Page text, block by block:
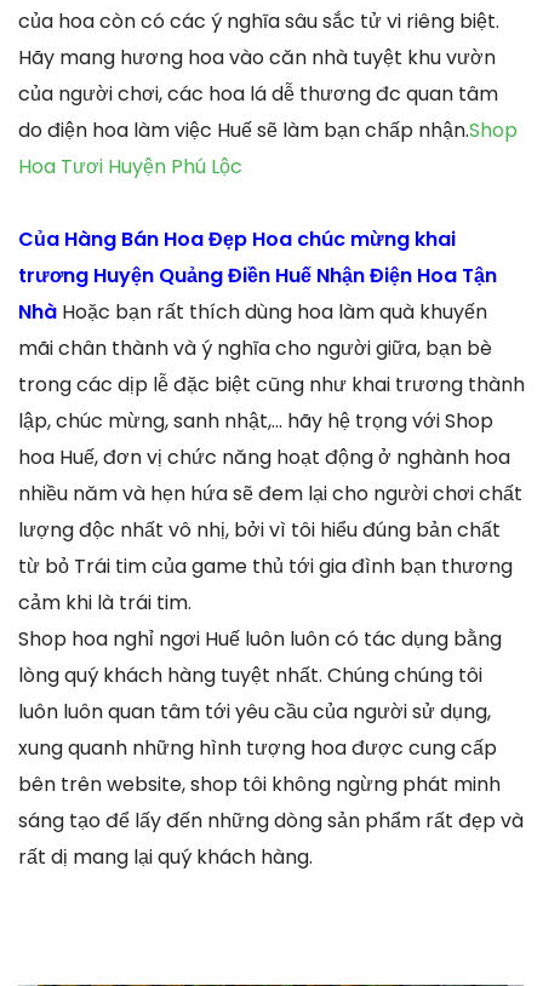
của hoa còn có các ý nghĩa sâu sắc tử vi riêng biệt.
Hãy mang hương hoa vào căn nhà tuyệt khu vườn
của người chơi, các hoa lá dễ thương đc quan tâm
do điện hoa làm việc Huế sẽ làm bạn chấp nhận.Shop
Hoa Tươi Huyện Phú Lộc
Của Hàng Bán Hoa Đẹp Hoa chúc mừng khai
trương Huyện Quảng Điền Huế Nhận Điện Hoa Tận
Nhà Hoặc bạn rất thích dùng hoa làm quà khuyến
mãi chân thành và ý nghĩa cho người giữa, bạn bè
trong các dịp lễ đặc biệt cũng như khai trương thành
lập, chúc mừng, sanh nhật,… hãy hệ trọng với Shop
hoa Huế, đơn vị chức năng hoạt động ở nghành hoa
nhiều năm và hẹn hứa sẽ đem lại cho người chơi chất
lượng độc nhất vô nhị, bởi vì tôi hiểu đúng bản chất
từ bỏ Trái tim của game thủ tới gia đình bạn thương
cảm khi là trái tim.
Shop hoa nghỉ ngơi Huế luôn luôn có tác dụng bằng
lòng quý khách hàng tuyệt nhất. Chúng chúng tôi
luôn luôn quan tâm tới yêu cầu của người sử dụng,
xung quanh những hình tượng hoa được cung cấp
bên trên website, shop tôi không ngừng phát minh
sáng tạo để lấy đến những dòng sản phẩm rất đẹp và
rất dị mang lại quý khách hàng.